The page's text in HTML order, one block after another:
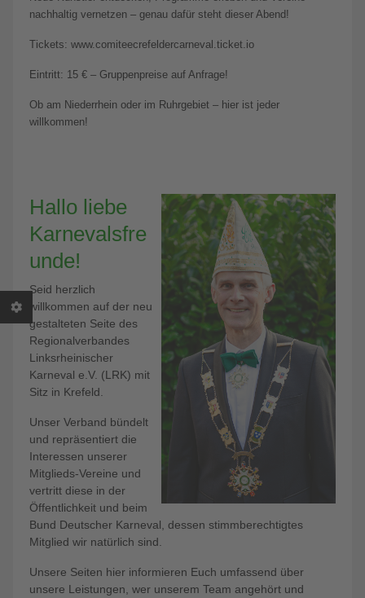
nachhaltig vernetzen – genau dafür steht dieser Abend!
Tickets: www.comiteecrefeldercarneval.ticket.io
Eintritt: 15 € – Gruppenpreise auf Anfrage!
Ob am Niederrhein oder im Ruhrgebiet – hier ist jeder
willkommen!
Hallo liebe
Karnevalsfre
unde!
Seid herzlich
willkommen auf der neu
gestalteten Seite des
Regionalverbandes
Linksrheinischer
Karneval e.V. (LRK) mit
Sitz in Krefeld.
Unser Verband bündelt
und repräsentiert die
Interessen unserer
Mitglieds-Vereine und
vertritt diese in der
Öffentlichkeit und beim
Bund Deutscher Karneval, dessen stimmberechtigtes
Mitglied wir natürlich sind.
Unsere Seiten hier informieren Euch umfassend über
unsere Leistungen, wer unserem Team angehört und